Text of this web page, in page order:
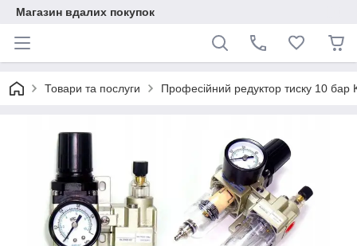
Магазин вдалих покупок
Товари та послуги Професійний редуктор тиску 10 бар